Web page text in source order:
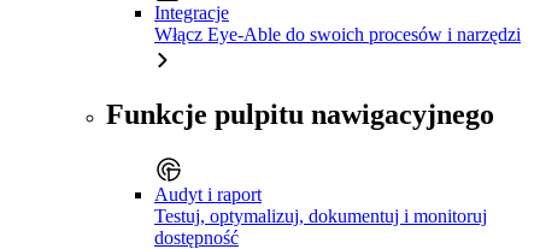
Integracje
Włącz Eye-Able do swoich procesów i narzędzi
Funkcje pulpitu nawigacyjnego
Audyt i raport
Testuj, optymalizuj, dokumentuj i monitoruj
dostępność